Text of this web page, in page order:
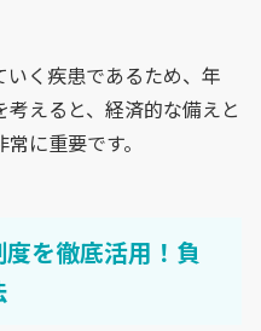
く疾患であるため、年
えると、経済的な備えと
に重要です。
を徹底活用！負